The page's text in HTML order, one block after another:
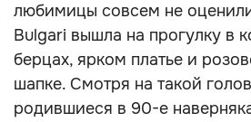
любимицы совсем не
Bulgari вышла на прогулку в
берцах, ярком платье и
шапке. Смотря на такой
родившиеся в 90-е